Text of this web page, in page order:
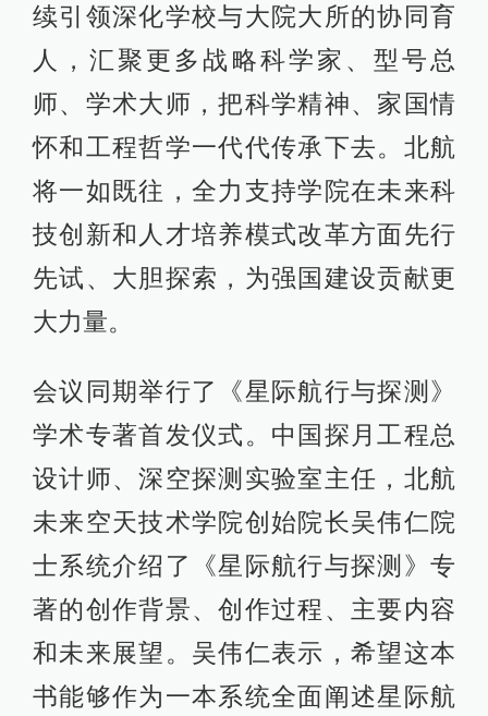
续引领深化学校与大院大所的协同育
人，汇聚更多战略科学家、型号总
师、学术大师，把科学精神、家国情
怀和工程哲学一代代传承下去。北航
将一如既往，全力支持学院在未来科
技创新和人才培养模式改革方面先行
先试、大胆探索，为强国建设贡献更
大力量。
会议同期举行了《星际航行与探测》
学术专著首发仪式。中国探月工程总
设计师、深空探测实验室主任，北航
未来空天技术学院创始院长吴伟仁院
士系统介绍了《星际航行与探测》专
著的创作背景、创作过程、主要内容
和未来展望。吴伟仁表示，希望这本
书能够作为一本系统全面阐述星际航